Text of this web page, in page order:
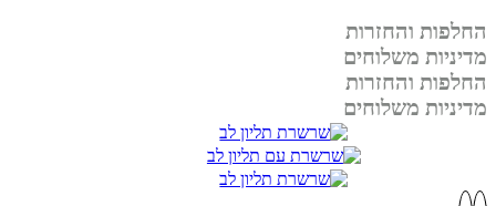
החלפות והחזרות
מדיניות משלוחים
החלפות והחזרות
מדיניות משלוחים